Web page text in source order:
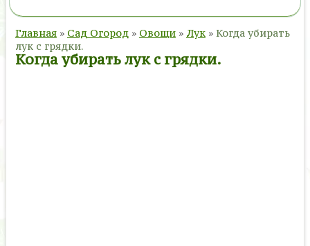
Главная » Сад Огород » Овощи » Лук » Когда убирать
лук с грядки.
Когда убирать лук с грядки.